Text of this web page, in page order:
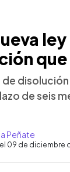
que
de seis
Peñate
09 de diciembre